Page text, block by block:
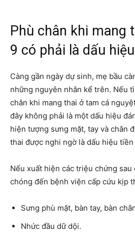
Phù chân khi mang
9 có phải là dấu
Càng gần ngày dự sinh, mẹ bầu
những nguyên nhân kể trên. Nếu
chân khi mang thai ở tam cá
đây không phải là một dấu hiệu
hiện tượng sưng mặt, tay và chân
thai được nghi ngờ là dấu hiệu tiền
Nếu xuất hiện các triệu chứng sau
chóng đến bệnh viện cấp cứu kịp
Sưng phù mặt, bàn tay, bàn
Nhức đầu dữ dội.